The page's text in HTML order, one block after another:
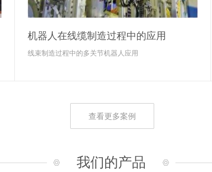
机器人在线缆制造过程中的应用
线束制造过程中的多关节机器人应用
查看更多案例
我们的产品